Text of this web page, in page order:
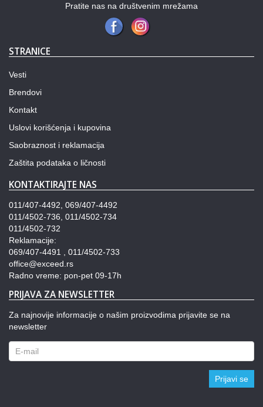
Pratite nas na društvenim mrežama
STRANICE
Vesti
Brendovi
Kontakt
Uslovi korišćenja i kupovina
Saobraznost i reklamacija
Zaštita podataka o ličnosti
KONTAKTIRAJTE NAS
011/407-4492, 069/407-4492
011/4502-736, 011/4502-734
011/4502-732
Reklamacije:
069/407-4491 , 011/4502-733
office@exceed.rs
Radno vreme: pon-pet 09-17h
PRIJAVA ZA NEWSLETTER
Za najnovije informacije o našim proizvodima prijavite se na
newsletter
Prijavi se